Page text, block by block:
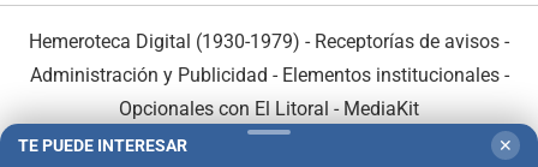
Hemeroteca Digital (1930-1979) - Receptorías de avisos -
Administración y Publicidad - Elementos institucionales-
Opcionales con El Litoral - MediaKit
TE PUEDE INTERESAR ✕